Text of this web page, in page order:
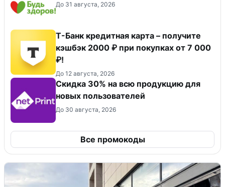
До 31 августа, 2026
Т-Банк кредитная карта – получите
кэшбэк 2000 ₽ при покупках от 7 000
₽!
До 12 августа, 2026
Скидка 30% на всю продукцию для
новых пользователей
До 30 августа, 2026
Все промокоды